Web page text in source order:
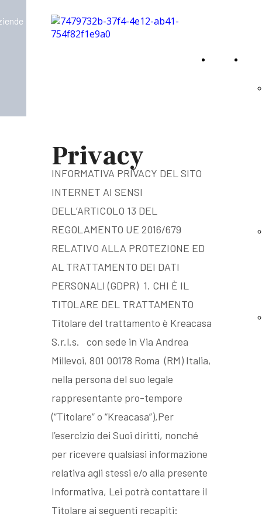
Home
Privacy
INFORMATIVA PRIVACY DEL SITO
INTERNET AI SENSI
DELL’ARTICOLO 13 DEL
REGOLAMENTO UE 2016/679
RELATIVO ALLA PROTEZIONE ED
AL TRATTAMENTO DEI DATI
PERSONALI (GDPR) 1. CHI È IL
TITOLARE DEL TRATTAMENTO
Titolare del trattamento è Kreacasa
S.r.l.s. con sede in Via Andrea
Millevoi, 801 00178 Roma (RM) Italia,
nella persona del suo legale
rappresentante pro-tempore
(“Titolare” o “Kreacasa”),Per
l’esercizio dei Suoi diritti, nonché
per ricevere qualsiasi informazione
relativa agli stessi e/o alla presente
Informativa, Lei potrà contattare il
Titolare ai seguenti recapiti: